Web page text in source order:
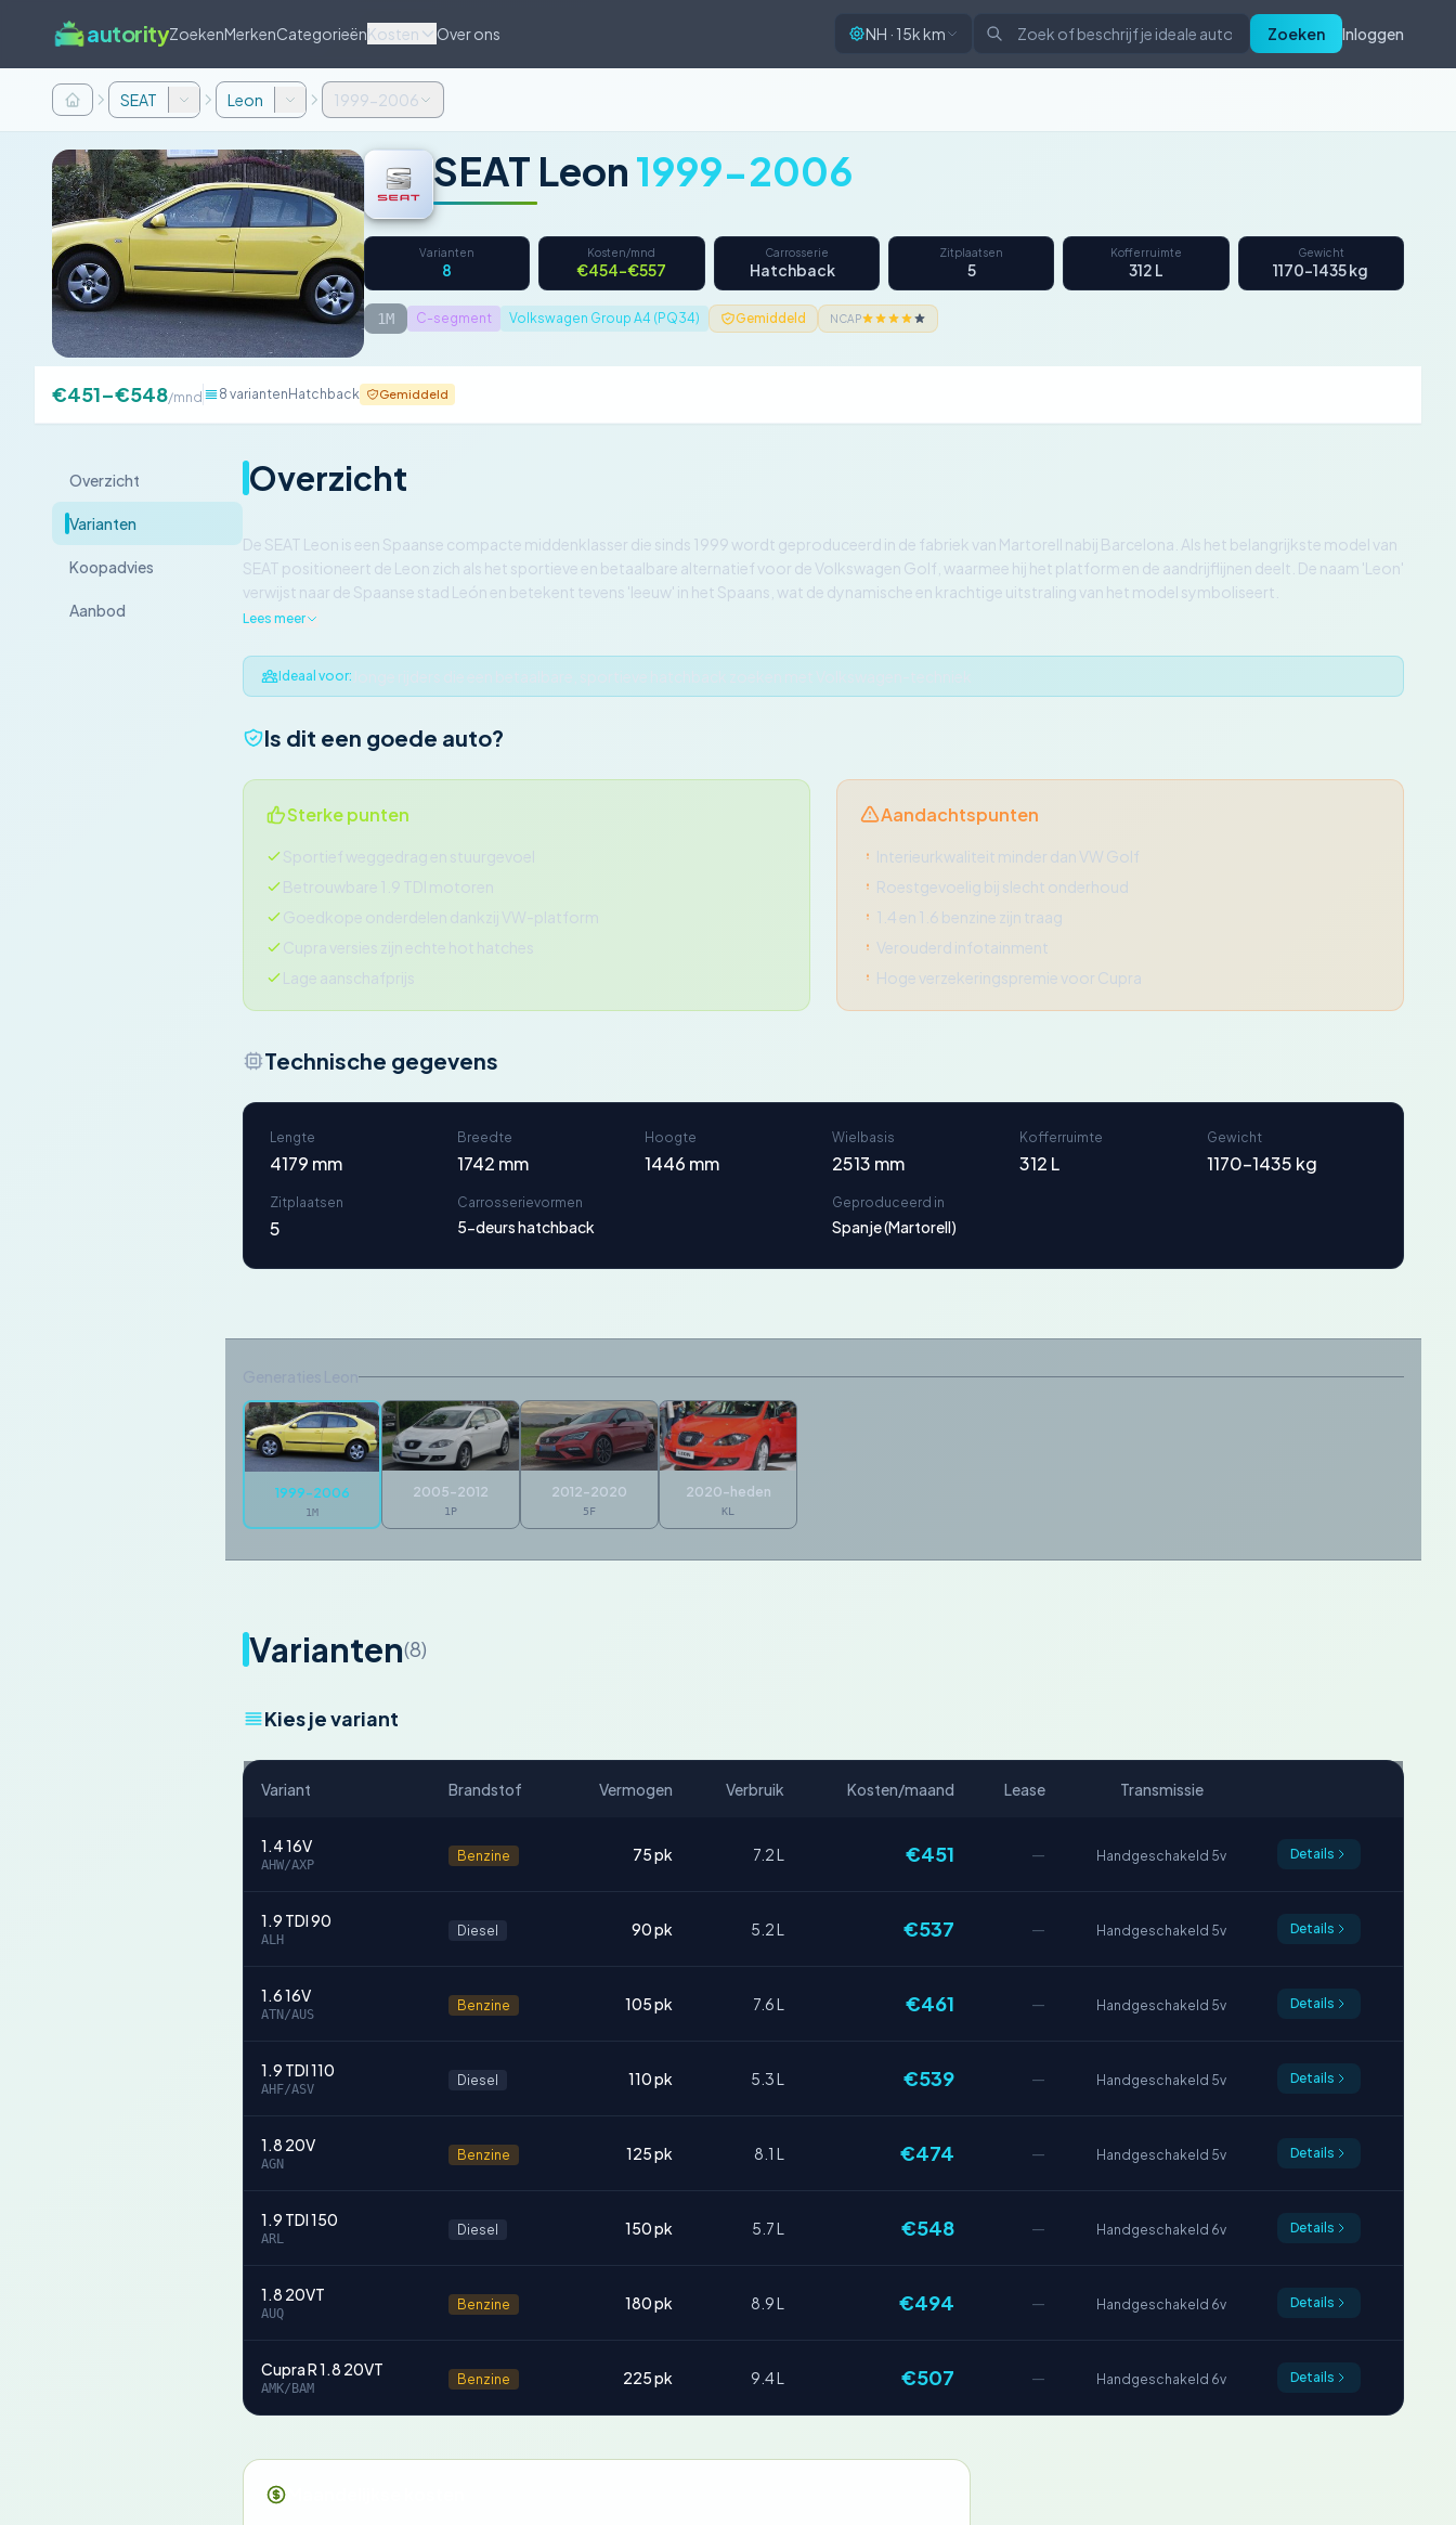
autorityZoekenMerkenCategorieënKosten Over ons NH · 15k km Zoeken Inloggen
SEAT Leon 1999-2006
SEAT Leon 1999-2006
Varianten
8
Kosten/mnd
€454–€557
Carrosserie
Hatchback
Zitplaatsen
5
Kofferruimte
312 L
Gewicht
1170–1435 kg
1M C-segment Volkswagen Group A4 (PQ34) Gemiddeld NCAP
€451–€548/mnd 8 varianten Hatchback Gemiddeld
Overzicht
Varianten
Koopadvies
Aanbod
Overzicht
De SEAT Leon is een Spaanse compacte middenklasser die sinds 1999 wordt geproduceerd in de fabriek van Martorell nabij Barcelona. Als het belangrijkste model van
SEAT positioneert de Leon zich als het sportieve en betaalbare alternatief voor de Volkswagen Golf, waarmee hij het platform en de aandrijflijnen deelt. De naam 'Leon'
verwijst naar de Spaanse stad León en betekent tevens 'leeuw' in het Spaans, wat de dynamische en krachtige uitstraling van het model symboliseert.
Lees meer
Ideaal voor:
Is dit een goede auto?
Sterke punten
Sportief weggedrag en stuurgevoel
Betrouwbare 1.9 TDI motoren
Goedkope onderdelen dankzij VW-platform
Cupra versies zijn echte hot hatches
Lage aanschafprijs
Aandachtspunten
Interieurkwaliteit minder dan VW Golf
Roestgevoelig bij slecht onderhoud
1.4 en 1.6 benzine zijn traag
Verouderd infotainment
Hoge verzekeringspremie voor Cupra
Technische gegevens
Lengte
4179 mm
Breedte
1742 mm
Hoogte
1446 mm
Wielbasis
2513 mm
Kofferruimte
312 L
Gewicht
1170-1435 kg
Zitplaatsen
5
Carrosserievormen
5-deurs hatchback
Geproduceerd in
Spanje (Martorell)
1999-2006
1M
2005-2012
1P
2012-2020
5F
2020-heden
KL
Varianten(8)
Kies je variant
Variant Brandstof Vermogen Verbruik Kosten/maand Lease Transmissie
1.4 16V
AHW/AXP
Benzine 75 pk 7.2 L €451 — Handgeschakeld 5v Details
1.9 TDI 90
ALH
Diesel 90 pk 5.2 L €537 — Handgeschakeld 5v Details
1.6 16V
ATN/AUS
Benzine 105 pk 7.6 L €461 — Handgeschakeld 5v Details
1.9 TDI 110
AHF/ASV
Diesel 110 pk 5.3 L €539 — Handgeschakeld 5v Details
1.8 20V
AGN
Benzine 125 pk 8.1 L €474 — Handgeschakeld 5v Details
1.9 TDI 150
ARL
Diesel 150 pk 5.7 L €548 — Handgeschakeld 6v Details
1.8 20VT
AUQ
Benzine 180 pk 8.9 L €494 — Handgeschakeld 6v Details
Cupra R 1.8 20VT
AMK/BAM
Benzine 225 pk 9.4 L €507 — Handgeschakeld 6v Details